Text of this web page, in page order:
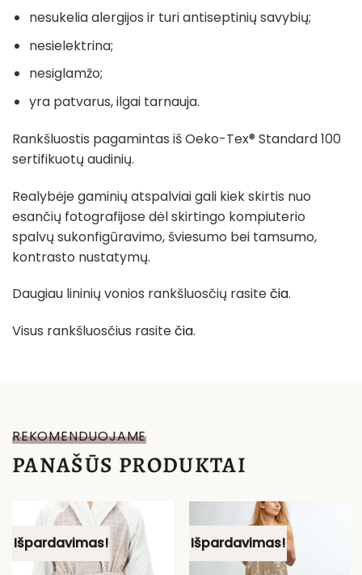
nesukelia alergijos ir turi antiseptinių savybių;
nesielektrina;
nesiglamžo;
yra patvarus, ilgai tarnauja.
Rankšluostis pagamintas iš Oeko-Tex® Standard 100
sertifikuotų audinių.
Realybėje gaminių atspalviai gali kiek skirtis nuo
esančių fotografijose dėl skirtingo kompiuterio
spalvų sukonfigūravimo, šviesumo bei tamsumo,
kontrasto nustatymų.
Daugiau lininių vonios rankšluosčių rasitečia.
Visus rankšluosčius rasitečia.
REKOMENDUOJAME
PANAŠŪS PRODUKTAI
Išpardavimas! Išpardavimas!